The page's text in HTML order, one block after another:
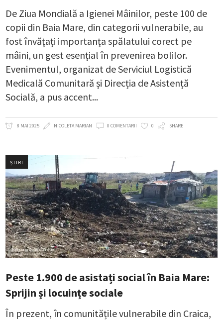
De Ziua Mondială a Igienei Mâinilor, peste 100 de
copii din Baia Mare, din categorii vulnerabile, au
fost învățați importanța spălatului corect pe
mâini, un gest esențial în prevenirea bolilor.
Evenimentul, organizat de Serviciul Logistică
Medicală Comunitară și Direcția de Asistență
Socială, a pus accent
8 MAI 2025 NICOLETA MARIAN 0 COMENTARII 0 SHARE
ȘTIRI
Peste 1.900 de asistați social în Baia Mare:
Sprijin și locuințe sociale
În prezent, în comunitățile vulnerabile din Craica,